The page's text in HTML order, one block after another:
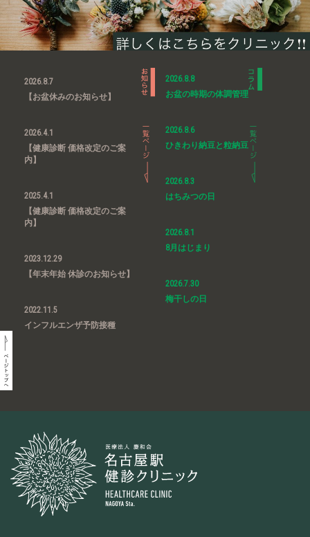
2026.8.7
【お盆休みのお知らせ】
2026.4.1
【健康診断 価格改定のご案
内】
2025.4.1
【健康診断 価格改定のご案
内】
2023.12.29
【年末年始 休診のお知らせ】
2022.11.5
インフルエンザ予防接種
2026.8.8
お盆の時期の体調管理
2026.8.6
ひきわり納豆と粒納豆
2026.8.3
はちみつの日
2026.8.1
8月はじまり
2026.7.30
梅干しの日